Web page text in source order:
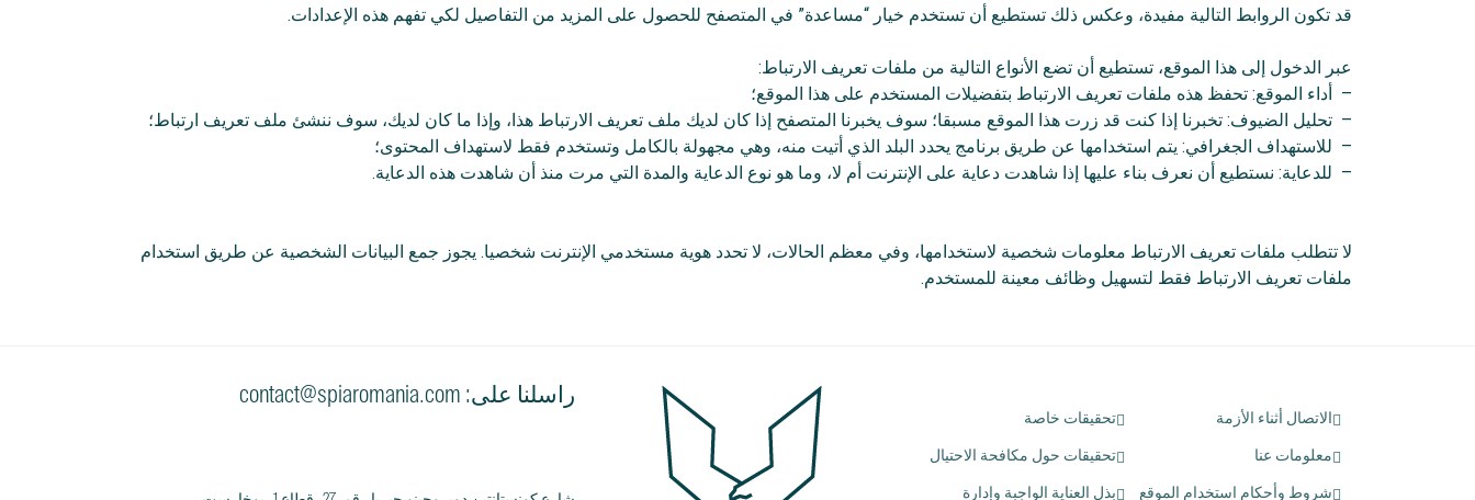
قد تكون الروابط التالية مفيدة، وعكس ذلك تستطيع أن تستخدم خيار “مساعدة” في المتصفح للحصول على المزيد من التفاصيل لكي تفهم هذه الإعدادات.
عبر الدخول إلى هذا الموقع، تستطيع أن تضع الأنواع التالية من ملفات تعريف الارتباط:
– أداء الموقع: تحفظ هذه ملفات تعريف الارتباط بتفضيلات المستخدم على هذا الموقع؛
– تحليل الضيوف: تخبرنا إذا كنت قد زرت هذا الموقع مسبقا؛ سوف يخبرنا المتصفح إذا كان لديك ملف تعريف الارتباط هذا، وإذا ما كان لديك، سوف ننشئ ملف تعريف ارتباط؛
– للاستهداف الجغرافي: يتم استخدامها عن طريق برنامج يحدد البلد الذي أتيت منه، وهي مجهولة بالكامل وتستخدم فقط لاستهداف المحتوى؛
– للدعاية: نستطيع أن نعرف بناء عليها إذا شاهدت دعاية على الإنترنت أم لا، وما هو نوع الدعاية والمدة التي مرت منذ أن شاهدت هذه الدعاية.
لا تتطلب ملفات تعريف الارتباط معلومات شخصية لاستخدامها، وفي معظم الحالات، لا تحدد هوية مستخدمي الإنترنت شخصيا. يجوز جمع البيانات الشخصية عن طريق استخدام
ملفات تعريف الارتباط فقط لتسهيل وظائف معينة للمستخدم.
تحقيقات خاصة الاتصال أثناء الأزمة
تحقيقات حول مكافحة الاحتيال معلومات عنا
بذل العناية الواجبة وإدارة شروط وأحكام استخدام الموقع
راسلنا على: contact@spiaromania.com